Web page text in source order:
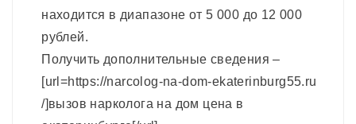
находится в диапазоне от 5 000 до 12 000
рублей.
Получить дополнительные сведения –
[url=https://narcolog-na-dom-ekaterinburg55.ru
/]вызов нарколога на дом цена в